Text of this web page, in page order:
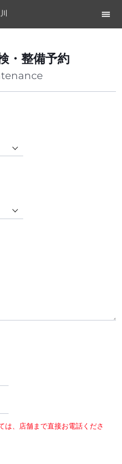
・整備予約
、店舗まで直接お電話くださ